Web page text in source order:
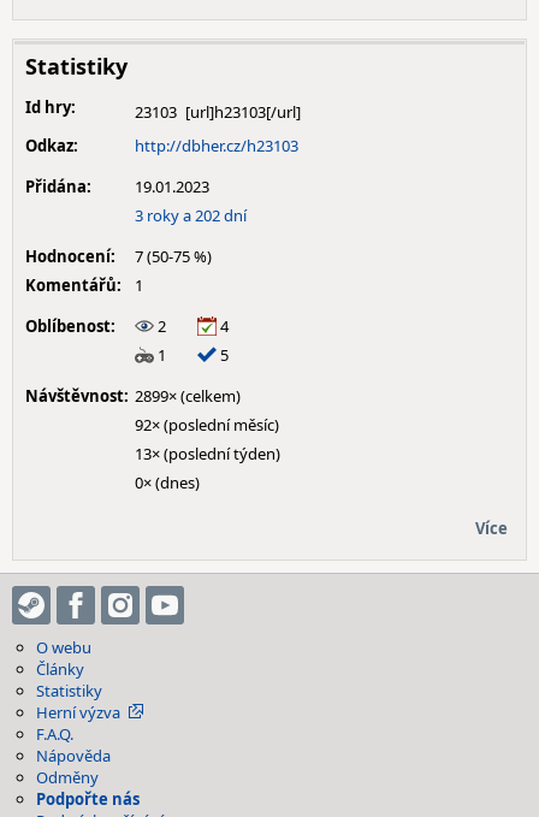
Statistiky
Id hry:
23103
Odkaz:
http://dbher.cz/h23103
Přidána:
19.01.2023
3 roky a 202 dní
Hodnocení:
7 (50-75 %)
Komentářů:
1
Oblíbenost:
2
4
1
5
Návštěvnost: 2899× (celkem)
92× (poslední měsíc)
13× (poslední týden)
0× (dnes)
Více
O webu
Články
Statistiky
Herní výzva
F.A.Q.
Nápověda
Odměny
Podpořte nás